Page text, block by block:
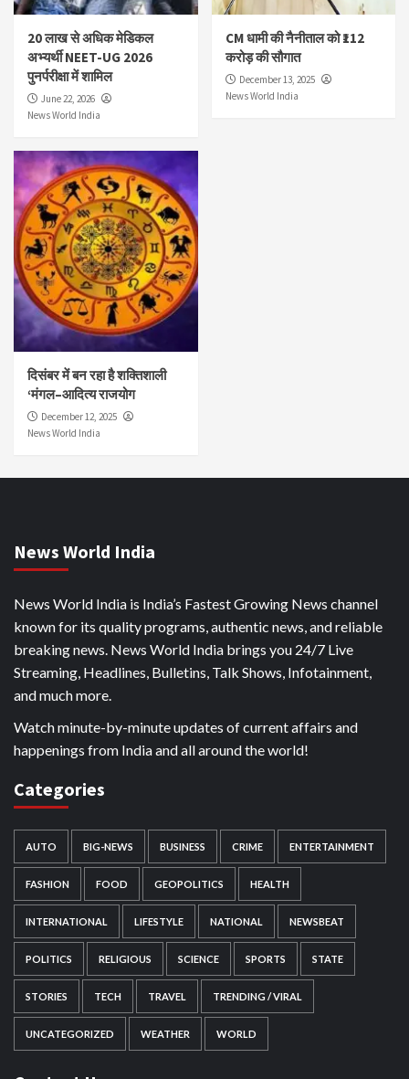
20 लाख से अधिक मेडिकल
अभ्यर्थी NEET-UG 2026
पुनर्परीक्षा में शामिल
June 22, 2026
News World India
CM धामी की नैनीताल को ₹112
करोड़ की सौगात
December 13, 2025
News World India
दिसंबर में बन रहा है शक्तिशाली
‘मंगल–आदित्य राजयोग
December 12, 2025
News World India
News World India
News World India is India’s Fastest Growing News channel
known for its quality programs, authentic news, and reliable
breaking news. News World India brings you 24/7 Live
Streaming, Headlines, Bulletins, Talk Shows, Infotainment,
and much more.
Watch minute-by-minute updates of current affairs and
happenings from India and all around the world!
Categories
AUTO BIG-NEWS BUSINESS CRIME ENTERTAINMENT
FASHION FOOD GEOPOLITICS HEALTH
INTERNATIONAL LIFESTYLE NATIONAL NEWSBEAT
POLITICS RELIGIOUS SCIENCE SPORTS STATE
STORIES TECH TRAVEL TRENDING / VIRAL
UNCATEGORIZED WEATHER WORLD